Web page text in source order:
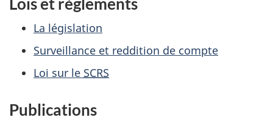
La législation
Surveillance et reddition de compte
Loi sur le SCRS
Publications